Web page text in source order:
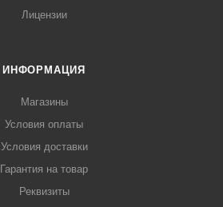
Лицензии
ИНФОРМАЦИЯ
Магазины
Условия оплаты
Условия доставки
Гарантия на товар
Реквизиты